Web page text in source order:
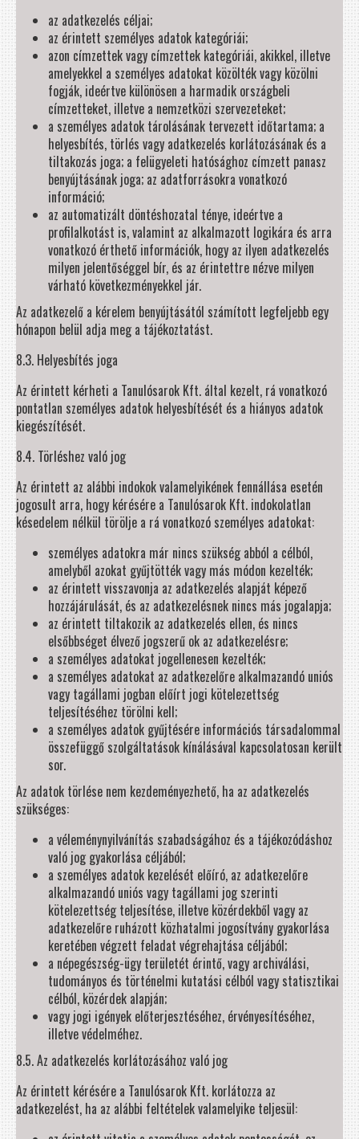
az adatkezelés céljai;
az érintett személyes adatok kategóriái;
azon címzettek vagy címzettek kategóriái, akikkel, illetve
amelyekkel a személyes adatokat közölték vagy közölni
fogják, ideértve különösen a harmadik országbeli
címzetteket, illetve a nemzetközi szervezeteket;
a személyes adatok tárolásának tervezett időtartama; a
helyesbítés, törlés vagy adatkezelés korlátozásának és a
tiltakozás joga; a felügyeleti hatósághoz címzett panasz
benyújtásának joga; az adatforrásokra vonatkozó
információ;
az automatizált döntéshozatal ténye, ideértve a
profilalkotást is, valamint az alkalmazott logikára és arra
vonatkozó érthető információk, hogy az ilyen adatkezelés
milyen jelentőséggel bír, és az érintettre nézve milyen
várható következményekkel jár.
Az adatkezelő a kérelem benyújtásától számított legfeljebb egy
hónapon belül adja meg a tájékoztatást.
8.3. Helyesbítés joga
Az érintett kérheti a Tanulósarok Kft. által kezelt, rá vonatkozó
pontatlan személyes adatok helyesbítését és a hiányos adatok
kiegészítését.
8.4. Törléshez való jog
Az érintett az alábbi indokok valamelyikének fennállása esetén
jogosult arra, hogy kérésére a Tanulósarok Kft. indokolatlan
késedelem nélkül törölje a rá vonatkozó személyes adatokat:
személyes adatokra már nincs szükség abból a célból,
amelyből azokat gyűjtötték vagy más módon kezelték;
az érintett visszavonja az adatkezelés alapját képező
hozzájárulását, és az adatkezelésnek nincs más jogalapja;
az érintett tiltakozik az adatkezelés ellen, és nincs
elsőbbséget élvező jogszerű ok az adatkezelésre;
a személyes adatokat jogellenesen kezelték;
a személyes adatokat az adatkezelőre alkalmazandó uniós
vagy tagállami jogban előírt jogi kötelezettség
teljesítéséhez törölni kell;
a személyes adatok gyűjtésére információs társadalommal
összefüggő szolgáltatások kínálásával kapcsolatosan került
sor.
Az adatok törlése nem kezdeményezhető, ha az adatkezelés
szükséges:
a véleménynyilvánítás szabadságához és a tájékozódáshoz
való jog gyakorlása céljából;
a személyes adatok kezelését előíró, az adatkezelőre
alkalmazandó uniós vagy tagállami jog szerinti
kötelezettség teljesítése, illetve közérdekből vagy az
adatkezelőre ruházott közhatalmi jogosítvány gyakorlása
keretében végzett feladat végrehajtása céljából;
a népegészség-ügy területét érintő, vagy archiválási,
tudományos és történelmi kutatási célból vagy statisztikai
célból, közérdek alapján;
vagy jogi igények előterjesztéséhez, érvényesítéséhez,
illetve védelméhez.
8.5. Az adatkezelés korlátozásához való jog
Az érintett kérésére a Tanulósarok Kft. korlátozza az
adatkezelést, ha az alábbi feltételek valamelyike teljesül: